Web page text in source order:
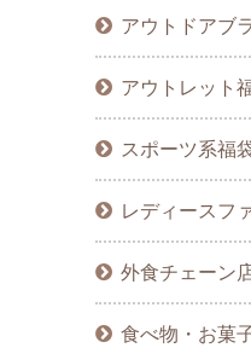
アウトドアブ
アウトレット
スポーツ系福
レディースフ
外食チェーン
食べ物・お菓